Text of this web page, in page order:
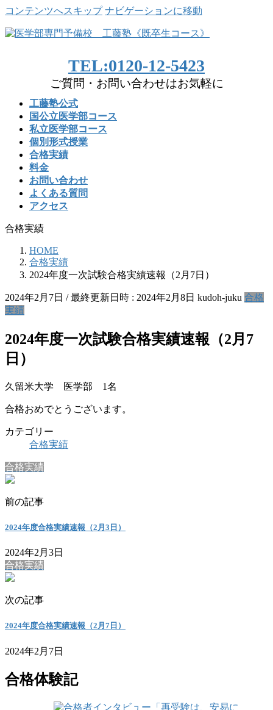
コンテンツへスキップ ナビゲーションに移動
TEL:0120-12-5423
ご質問・お問い合わせはお気軽に
工藤塾公式
国公立医学部コース
私立医学部コース
個別形式授業
合格実績
料金
お問い合わせ
よくある質問
アクセス
合格実績
HOME
合格実績
2024年度一次試験合格実績速報（2月7日）
2024年2月7日 / 最終更新日時 : 2024年2月8日 kudoh-juku 合格
実績
2024年度一次試験合格実績速報（2月7
日）
久留米大学 医学部 1名
合格おめでとうございます。
カテゴリー
合格実績
合格実績
前の記事
2024年度合格実績速報（2月3日）
2024年2月3日
合格実績
次の記事
2024年度合格実績速報（2月7日）
2024年2月7日
合格体験記